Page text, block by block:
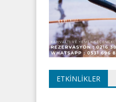
ETKINLIKLER